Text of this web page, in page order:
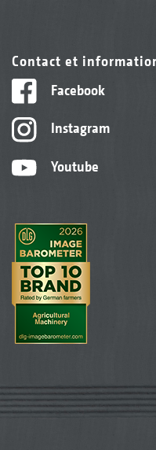
Contact et
Facebook
Instagram
Youtube